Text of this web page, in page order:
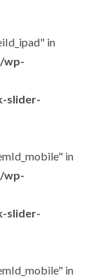
in
wp-
slider-
in
wp-
slider-
in